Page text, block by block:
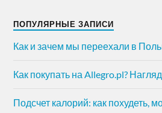
ПОПУЛЯРНЫЕ ЗАПИСИ
Как и зачем мы переехали в
Как покупать на Allegro.pl?
Подсчет калорий: как похудеть,